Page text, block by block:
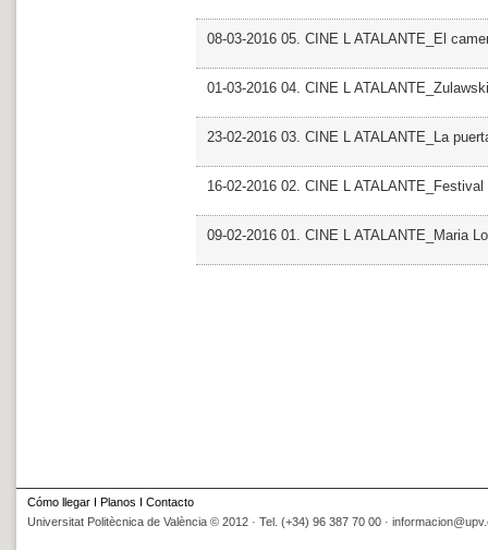
08-03-2016 05. CINE L ATALANTE_El
01-03-2016 04. CINE L ATALANTE_Zulawski
23-02-2016 03. CINE L ATALANTE_La
16-02-2016 02. CINE L
09-02-2016 01. CINE L ATALANTE_Maria
Cómo llegar Planos
Contacto
Universitat Politècnica de València © 2012 · Tel. (+34) 96 387 70 00 ·